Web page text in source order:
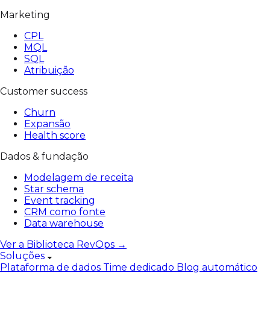
Marketing
CPL
MQL
SQL
Atribuição
Customer success
Churn
Expansão
Health score
Dados & fundação
Modelagem de receita
Star schema
Event tracking
CRM como fonte
Data warehouse
Ver a Biblioteca RevOps →
Soluções
Plataforma de dados Time dedicado Blog automático